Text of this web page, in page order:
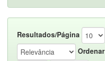
Resultados/Página
Ordenar